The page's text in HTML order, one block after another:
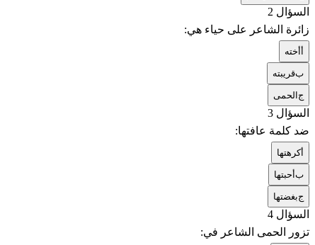
السؤال 2
زائرة الشاعر على حياء هي:
أأخته
بقريبته
ج الحمى
السؤال 3
ضد كلمة عافتها:
أكرهتها
بأحبتها
جبغضتها
السؤال 4
تزور الحمى الشاعر في: